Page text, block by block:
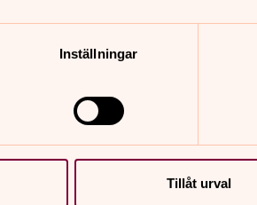
Inställningar
Tillåt urval
Här kan du se vad de olika